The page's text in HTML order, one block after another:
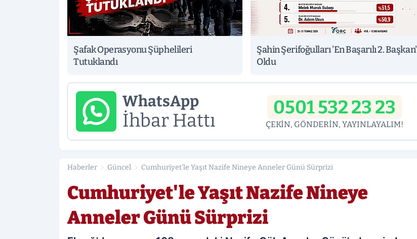
Şafak Operasyonu Şüphelileri
Tutuklandı
Şahin Şerifoğulları 'En Başarılı 2. Başkan'
Oldu
WhatsApp
İhbar Hattı
0501 532 23 23
ÇEKİN, GÖNDERİN, YAYINLAYALIM!
Haberler Güncel Cumhuriyet'le Yaşıt Nazife Nineye Anneler Günü Sürprizi
Cumhuriyet'le Yaşıt Nazife Nineye
Anneler Günü Sürprizi